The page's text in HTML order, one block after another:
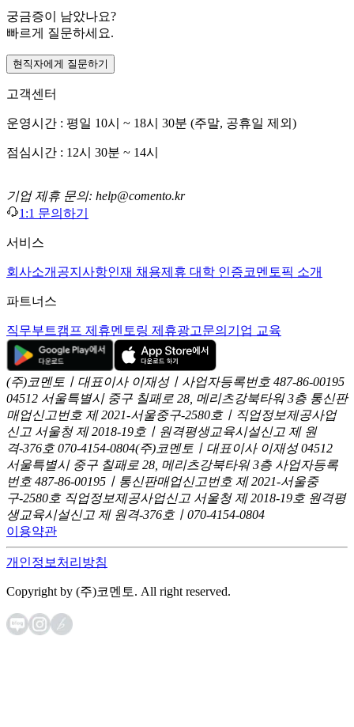
궁금증이 남았나요?
빠르게 질문하세요.
현직자에게 질문하기
고객센터
운영시간 : 평일 10시 ~ 18시 30분 (주말, 공휴일 제외)
점심시간 : 12시 30분 ~ 14시
기업 제휴 문의: help@comento.kr
1:1 문의하기
서비스
회사소개 공지사항인재 채용제휴 대학 인증코멘토픽 소개
파트너스
직무부트캠프 제휴멘토링 제휴광고문의 기업 교육
(주)코멘토ㅣ대표이사 이재성ㅣ사업자등록번호 487-86-00195
04512 서울특별시 중구 칠패로 28, 메리츠강북타워 3층 통신판
매업신고번호 제 2021-서울중구-2580호ㅣ직업정보제공사업
신고 서울청 제 2018-19호ㅣ원격평생교육시설신고 제 원
격-376호 070-4154-0804(주)코멘토ㅣ대표이사 이재성 04512
서울특별시 중구 칠패로 28, 메리츠강북타워 3층 사업자등록
번호 487-86-00195ㅣ통신판매업신고번호 제 2021-서울중
구-2580호 직업정보제공사업신고 서울청 제 2018-19호 원격평
생교육시설신고 제 원격-376호ㅣ070-4154-0804
이용약관
개인정보처리방침
Copyright by (주)코멘토. All right reserved.